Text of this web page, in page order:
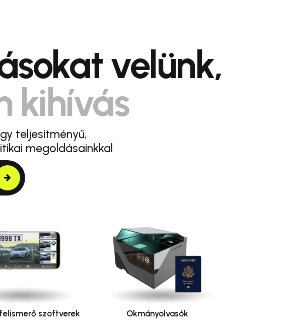
velünk,
kihívás
teljesítményű,
megoldásainkkal
szoftverek Okmányolvasók